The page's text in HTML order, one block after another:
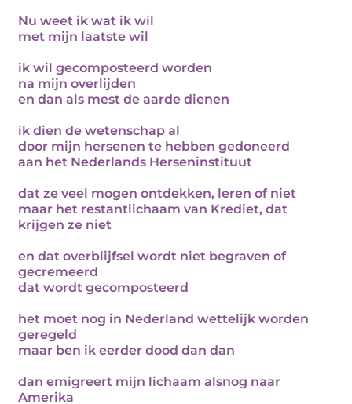
Nu weet ik wat ik wil
met mijn laatste wil
ik wil gecomposteerd worden
na mijn overlijden
en dan als mest de aarde dienen
ik dien de wetenschap al
door mijn hersenen te hebben gedoneerd
aan het Nederlands Herseninstituut
dat ze veel mogen ontdekken, leren of niet
maar het restantlichaam van Krediet, dat
krijgen ze niet
en dat overblijfsel wordt niet begraven of
gecremeerd
dat wordt gecomposteerd
het moet nog in Nederland wettelijk worden
geregeld
maar ben ik eerder dood dan dan
dan emigreert mijn lichaam alsnog naar
Amerika